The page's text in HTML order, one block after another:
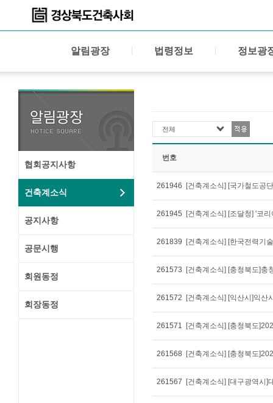
알림광장 법령정보 정보광
협회공지사항
건축계소식
공지사항
공문시행
회원동정
회장동정
전체
번호
261946 [건축계소식] [국가철도공
261945
261839 [건축계소식] [한국전력기
261573 [건축계소식] [충청북도]충
261572 [건축계소식] [익산시]익산
261571
261568 [건축계소식] [충청북도
261567